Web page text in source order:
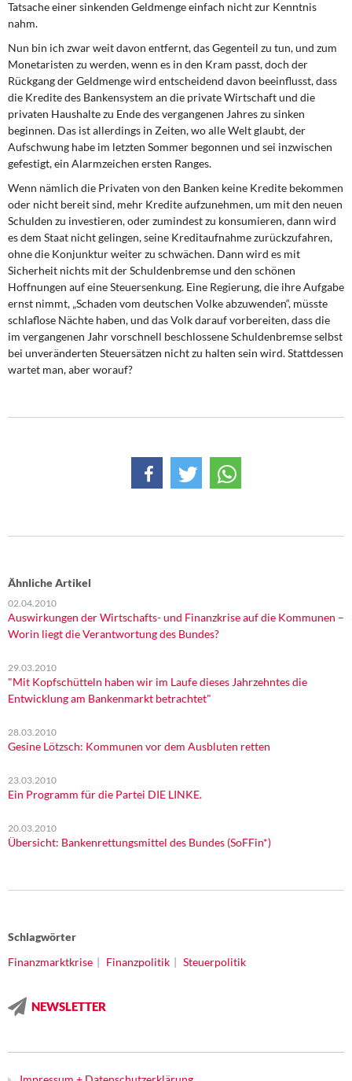
Tatsache einer sinkenden Geldmenge einfach nicht zur Kenntnis
nahm.
Nun bin ich zwar weit davon entfernt, das Gegenteil zu tun, und zum
Monetaristen zu werden, wenn es in den Kram passt, doch der
Rückgang der Geldmenge wird entscheidend davon beeinflusst, dass
die Kredite des Bankensystem an die private Wirtschaft und die
privaten Haushalte zu Ende des vergangenen Jahres zu sinken
beginnen. Das ist allerdings in Zeiten, wo alle Welt glaubt, der
Aufschwung habe im letzten Sommer begonnen und sei inzwischen
gefestigt, ein Alarmzeichen ersten Ranges.
Wenn nämlich die Privaten von den Banken keine Kredite bekommen
oder nicht bereit sind, mehr Kredite aufzunehmen, um mit den neuen
Schulden zu investieren, oder zumindest zu konsumieren, dann wird
es dem Staat nicht gelingen, seine Kreditaufnahme zurückzufahren,
ohne die Konjunktur weiter zu schwächen. Dann wird es mit
Sicherheit nichts mit der Schuldenbremse und den schönen
Hoffnungen auf eine Steuersenkung. Eine Regierung, die ihre Aufgabe
ernst nimmt, „Schaden vom deutschen Volke abzuwenden“, müsste
schlaflose Nächte haben, und das Volk darauf vorbereiten, dass die
im vergangenen Jahr vorschnell beschlossene Schuldenbremse selbst
bei unveränderten Steuersätzen nicht zu halten sein wird. Stattdessen
wartet man, aber worauf?
Ähnliche Artikel
02.04.2010
Auswirkungen der Wirtschafts- und Finanzkrise auf die Kommunen –
Worin liegt die Verantwortung des Bundes?
29.03.2010
"Mit Kopfschütteln haben wir im Laufe dieses Jahrzehntes die
Entwicklung am Bankenmarkt betrachtet"
28.03.2010
Gesine Lötzsch: Kommunen vor dem Ausbluten retten
23.03.2010
Ein Programm für die Partei DIE LINKE.
20.03.2010
Übersicht: Bankenrettungsmittel des Bundes (SoFFin*)
Schlagwörter
Finanzmarktkrise
Finanzpolitik Steuerpolitik
NEWSLETTER